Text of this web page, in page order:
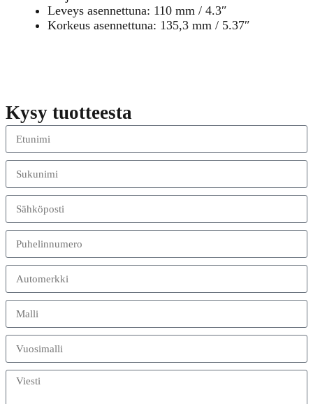
Leveys asennettuna: 110 mm / 4.3″
Korkeus asennettuna: 135,3 mm / 5.37″
Kysy tuotteesta